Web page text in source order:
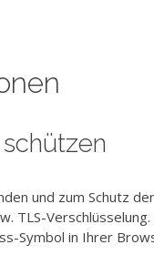
und zum Schutz
TLS-
Symbol in Ihrer